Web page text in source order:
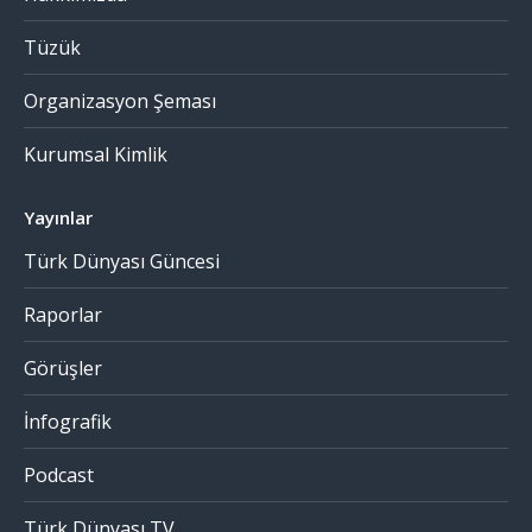
Tüzük
Organizasyon Şeması
Kurumsal Kimlik
Yayınlar
Türk Dünyası Güncesi
Raporlar
Görüşler
İnfografik
Podcast